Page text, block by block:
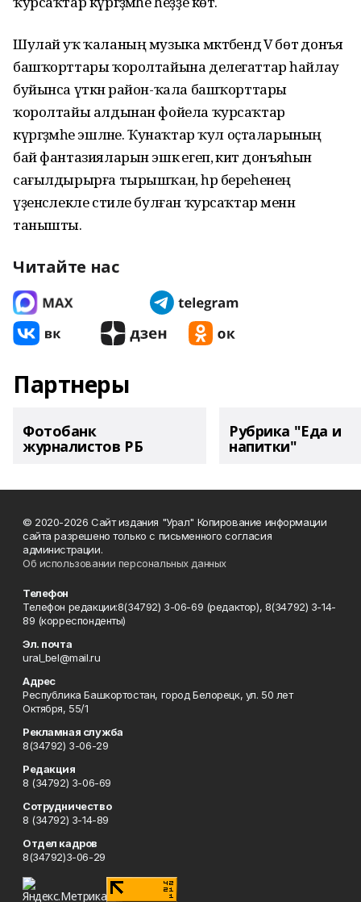
Шулай уҡ ҡаланың музыка мәктәбендә V бөтә донъя
башҡорттары ҡоролтайына делегаттар һайлау
буйынса үткән район-ҡала башҡорттары
ҡоролтайы алдынан фойела ҡурсаҡтар
күргәҙмәһе эшләне. Ҡунаҡтар ҡул оҫталарының
бай фантазияларын эшкә егеп, әкиәт донъяһын
сағылдырырға тырышҡан, һәр береһенең
үҙенсәлекле стиле булған ҡурсаҡтар менән
танышты.
Читайте нас
Партнеры
Фотобанк
журналистов РБ
Рубрика "Еда и
напитки"
© 2020-2026 Сайт издания "Урал" Копирование информации
сайта разрешено только с письменного согласия
администрации.
Об использовании персональных данных
Телефон
Телефон редакции:8(34792) 3-06-69 (редактор), 8(34792) 3-14-
89 (корреспонденты)
Эл. почта
ural_bel@mail.ru
Адрес
Республика Башкортостан, город Белорецк, ул. 50 лет
Октября, 55/1
Рекламная служба
8(34792) 3-06-29
Редакция
8 (34792) 3-06-69
Сотрудничество
8 (34792) 3-14-89
Отдел кадров
8(34792)3-06-29